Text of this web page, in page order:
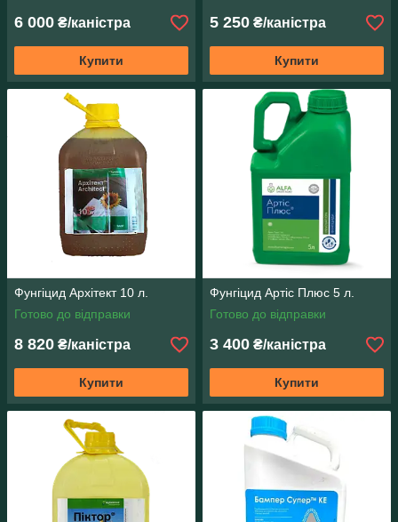
6 000 ₴/каністра
Купити
5 250 ₴/каністра
Купити
Фунгіцид Архітект 10 л.
Готово до відправки
8 820 ₴/каністра
Купити
Фунгіцид Артіс Плюс 5 л.
Готово до відправки
3 400 ₴/каністра
Купити